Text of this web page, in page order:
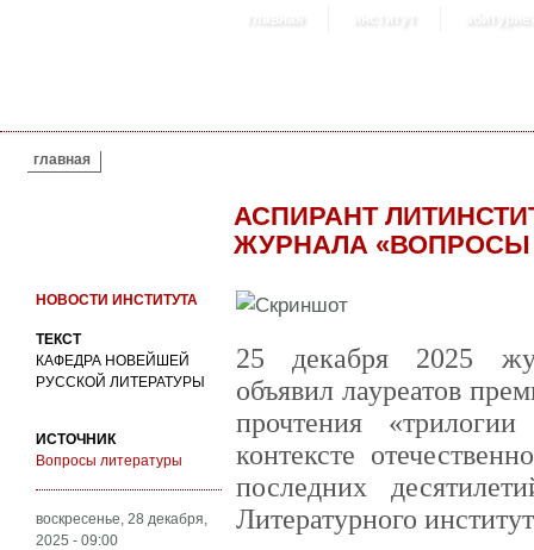
главная институт
ВЫ ЗДЕСЬ
главная
АСПИРАНТ
ЖУРНАЛА «ВОПРОСЫ
НОВОСТИ ИНСТИТУТА
ТЕКСТ
КАФЕДРА НОВЕЙШЕЙ
РУССКОЙ ЛИТЕРАТУРЫ
ИСТОЧНИК
Вопросы литературы
воскресенье, 28 декабря,
2025 - 09:00
25 декабря 2025
объявил лауреатов
прочтения
контексте
последних
Литературного